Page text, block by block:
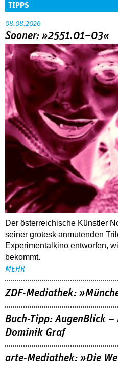
TIPPS
08.08.2026
Sooner: »2551.01–03«
Der österreichische Künstler
seiner grotesk anmutenden
Experimentalkino entworfen,
bekommt.
MEHR
ZDF-Mediathek:
Buch-Tipp: AugenBlick –
Dominik Graf
arte-Mediathek: »Die